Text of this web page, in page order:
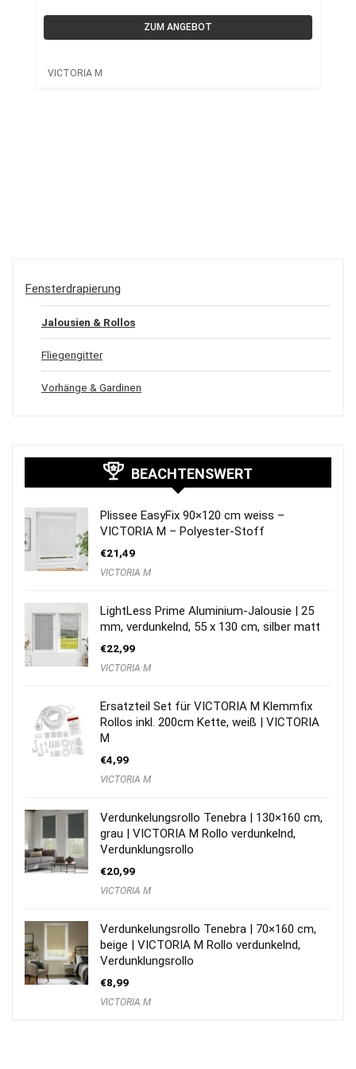
ZUM ANGEBOT
VICTORIA M
Fensterdrapierung
Jalousien & Rollos
Fliegengitter
Vorhänge & Gardinen
BEACHTENSWERT
Plissee EasyFix 90×120 cm weiss –
VICTORIA M – Polyester-Stoff
€21,49
VICTORIA M
LightLess Prime Aluminium-Jalousie | 25
mm, verdunkelnd, 55 x 130 cm, silber matt
€22,99
VICTORIA M
Ersatzteil Set für VICTORIA M Klemmfix
Rollos inkl. 200cm Kette, weiß | VICTORIA
M
€4,99
VICTORIA M
Verdunkelungsrollo Tenebra | 130×160 cm,
grau | VICTORIA M Rollo verdunkelnd,
Verdunklungsrollo
€20,99
VICTORIA M
Verdunkelungsrollo Tenebra | 70×160 cm,
beige | VICTORIA M Rollo verdunkelnd,
Verdunklungsrollo
€8,99
VICTORIA M